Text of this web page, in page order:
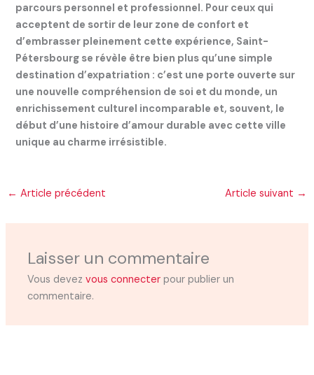
parcours personnel et professionnel. Pour ceux qui
acceptent de sortir de leur zone de confort et
d’embrasser pleinement cette expérience, Saint-
Pétersbourg se révèle être bien plus qu’une simple
destination d’expatriation : c’est une porte ouverte sur
une nouvelle compréhension de soi et du monde, un
enrichissement culturel incomparable et, souvent, le
début d’une histoire d’amour durable avec cette ville
unique au charme irrésistible.
← Article précédent Article suivant →
Laisser un commentaire
Vous devezvous connecter pour publier un
commentaire.